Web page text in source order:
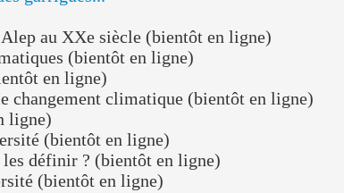
interactives
- Patrimoine naturel